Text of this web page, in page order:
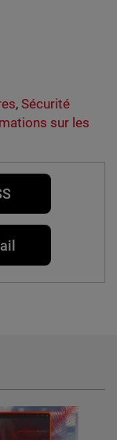
,Sécurité
sur les